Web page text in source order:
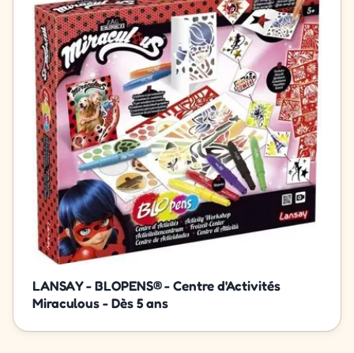
LANSAY - BLOPENS® - Centre d'Activités
Miraculous - Dès 5 ans